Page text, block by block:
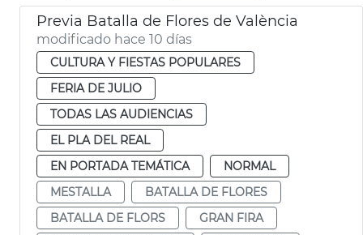
Previa Batalla de Flores de València
modificado hace 10 días
CULTURA Y FIESTAS POPULARES
FERIA DE JULIO
TODAS LAS AUDIENCIAS
EL PLA DEL REAL
EN PORTADA TEMÁTICA
NORMAL
MESTALLA
BATALLA DE FLORES
BATALLA DE FLORS
GRAN FIRA